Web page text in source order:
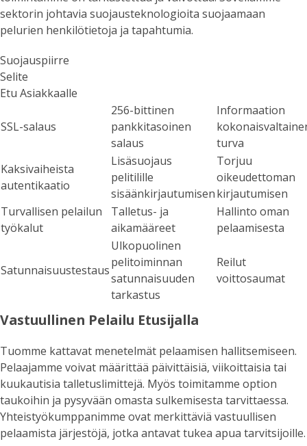
sektorin johtavia suojausteknologioita suojaamaan
pelurien henkilötietoja ja tapahtumia.
Suojauspiirre
Selite
Etu Asiakkaalle
SSL-salaus
256-bittinen
pankkitasoinen
salaus
Informaation
turva
Kaksivaiheista
autentikaatio
Lisäsuojaus
pelitilille
sisäänkirjautumisen
Torjuu
oikeudettoman
kirjautumisen
Turvallisen pelailun
työkalut
Talletus- ja
aikamääreet
Hallinto oman
pelaamisesta
Satunnaisuustestaus
Ulkopuolinen
pelitoiminnan
satunnaisuuden
tarkastus
Reilut
voittosaumat
Vastuullinen Pelailu Etusijalla
Tuomme kattavat menetelmät pelaamisen hallitsemiseen.
Pelaajamme voivat määrittää päivittäisiä, viikoittaisia tai
kuukautisia talletuslimittejä. Myös toimitamme option
taukoihin ja pysyvään omasta sulkemisesta tarvittaessa.
Yhteistyökumppanimme ovat merkittäviä vastuullisen
pelaamista järjestöjä, jotka antavat tukea apua tarvitsijoille.